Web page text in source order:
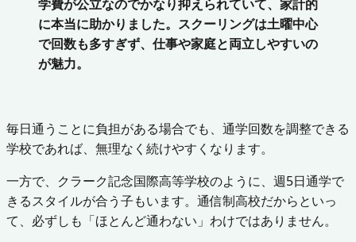
学費が公立なのでかなり抑えられていて、家計的
に本当に助かりました。スクーリングは土曜中心
で回数も多すぎず、仕事や家庭と両立しやすいの
が魅力。
毎日通うことに負担がある場合でも、通学回数を調整できる
学校であれば、無理なく続けやすくなります。
一方で、クラーク記念国際高等学校のように、週5日通学で
きるスタイルが合う子もいます。通信制高校だからといっ
て、必ずしも「ほとんど通わない」わけではありません。